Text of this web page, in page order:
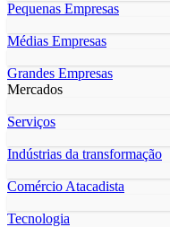
Pequenas Empresas
Médias Empresas
Grandes Empresas
Mercados
Serviços
Indústrias da transformação
Comércio Atacadista
Tecnologia